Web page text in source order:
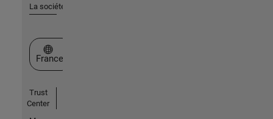
La société
Sélectionner un site web
France
Trust
Center